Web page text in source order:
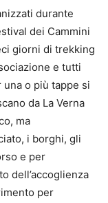
durante
dei Cammini
giorni di trekking
e tutti
o più tappe si
da La Verna
ma
i borghi, gli
e per
dell’accoglienza
per